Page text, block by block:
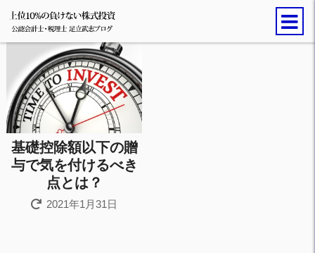
基礎控除額以下の贈
与で気を付けるべき
点とは？
2021年1月31日